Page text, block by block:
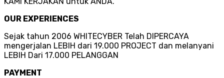
OUR EXPERIENCES
Sejak tahun 2006 WHITECYBER Telah DIPERCAYA
mengerjalan LEBIH dari 19.000 PROJECT dan melanyani
LEBIH Dari 17.000 PELANGGAN
PAYMENT